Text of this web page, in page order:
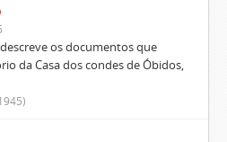
os documentos que
da Casa dos condes de Óbidos,